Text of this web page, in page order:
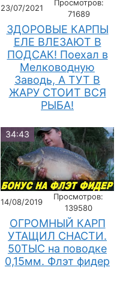
23/07/2021
Просмотров:
71689
ЗДОРОВЫЕ КАРПЫ
ЕЛЕ ВЛЕЗАЮТ В
ПОДСАК! Поехал в
Мелководную
Заводь, А ТУТ В
ЖАРУ СТОИТ ВСЯ
РЫБА!
34:43
14/08/2019
Просмотров:
139580
ОГРОМНЫЙ КАРП
УТАЩИЛ СНАСТИ.
50ТЫС на поводке
0,15мм. Флэт фидер